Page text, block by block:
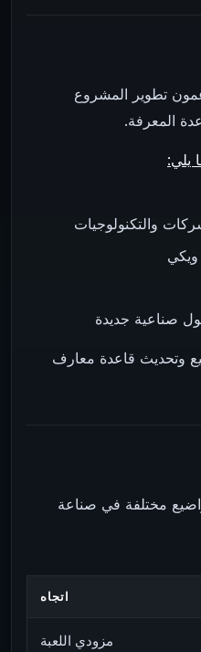
تطوير المشروع
المعرفة.
يلي:
والتكنولوجيات
صناعية جديدة
وتحديث قاعدة معارف
مختلفة في صناعة
اتجاه
مزودي اللعبة